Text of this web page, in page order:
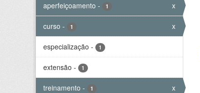
aperfeiçoamento - 1 x
curso - 1 x
especialização - 1
extensão - 1
treinamento - 1 x